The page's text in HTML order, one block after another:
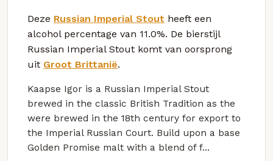
Deze Russian Imperial Stout heeft een
alcohol percentage van 11.0%. De bierstijl
Russian Imperial Stout komt van oorsprong
uit Groot Brittanië.
Kaapse Igor is a Russian Imperial Stout
brewed in the classic British Tradition as the
were brewed in the 18th century for export to
the Imperial Russian Court. Build upon a base
Golden Promise malt with a blend of f...